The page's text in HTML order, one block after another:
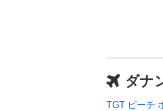
ダナ
TGT ビーチ